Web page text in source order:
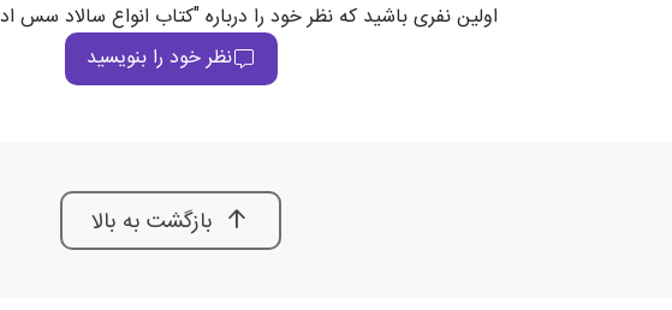
اولین نفری باشید که نظر خود را درباره "کتاب انواع سالاد سس
نظر خود را بنویسید
بازگشت به بالا